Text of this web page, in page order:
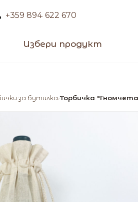
+359 894 622 670
Избери продукт
за бутилка›Торбичка